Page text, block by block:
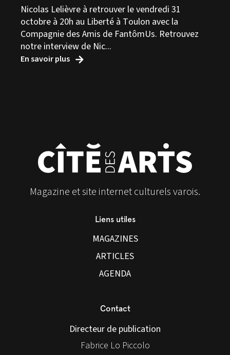
Nicolas Lelièvre à retrouver le vendredi 31
octobre à 20h au Liberté à Toulon avec la
Compagnie des Amis de FantômUs. Retrouvez
notre interview de Nic...
En savoir plus
Magazine et site internet culturels varois.
Liens utiles
MAGAZINES
ARTICLES
AGENDA
Contact
Directeur de publication
Fabrice Lo Piccolo